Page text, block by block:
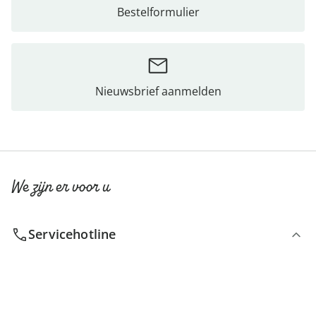
Bestelformulier
Nieuwsbrief aanmelden
We zijn er voor u
Servicehotline